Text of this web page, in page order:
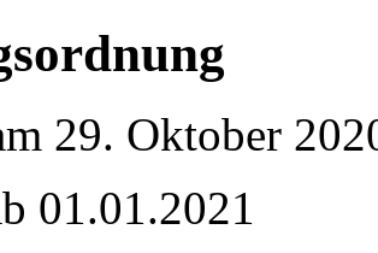
29. Oktober
01.01.2021